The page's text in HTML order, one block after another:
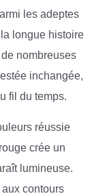
les adeptes
longue histoire
nombreuses
inchangée,
fil du temps.
réussie
crée un
lumineuse.
contours